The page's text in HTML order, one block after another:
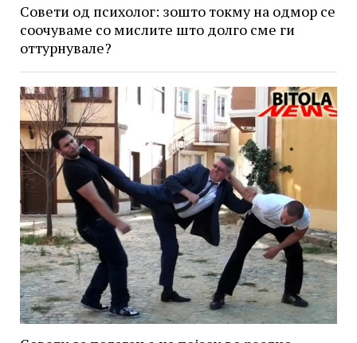
Совети од психолог: зошто токму на одмор се
соочуваме со мислите што долго сме ги
оттурнувале?